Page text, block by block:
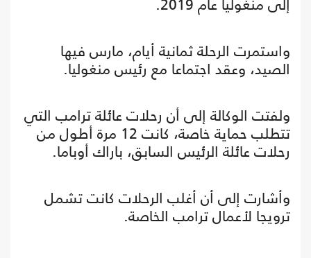
واستمرت الرحلة ثمانية أيام، مارس فيها
الصيد، وعقد اجتماعا مع رئيس منغوليا.
ولفتت الوكالة إلى أن رحلات عائلة ترامب التي
تتطلب حماية خاصة، كانت 12 مرة أطول من
رحلات عائلة الرئيس السابق، باراك أوباما.
وأشارت إلى أن أغلب الرحلات كانت تشمل
ترويجا لأعمال ترامب الخاصة.